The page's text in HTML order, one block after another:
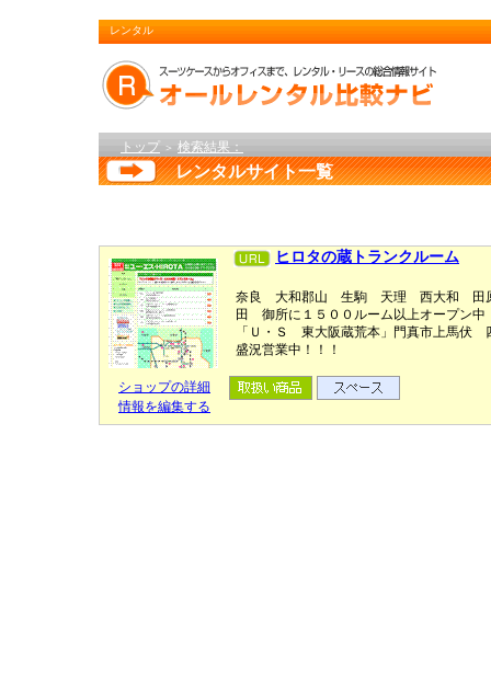
レンタル
トップ ＞ 検索結果：
レンタルサイト一覧
ヒロタの蔵トランクルーム
奈良 大和郡山 生駒 天理 西大和
田 御所に１５００ルーム以上オープン
「Ｕ・Ｓ 東大阪蔵荒本」門真市上馬伏
盛況営業中！！！
ショップの詳細
情報を編集する